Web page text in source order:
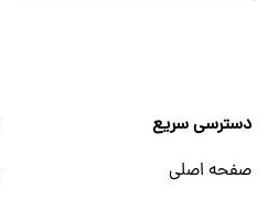
دسترسی سریع
صفحه اصلی